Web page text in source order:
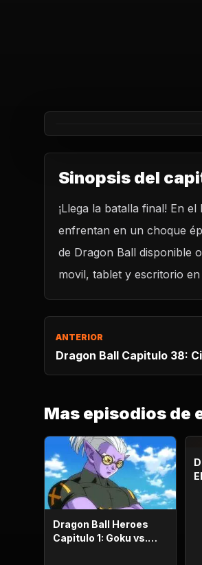
Dragon Ball Heroes
Espacio-Tiempo! El
Sinopsis del
¡Llega la batalla final! En
enfrentan en un choque
de Dragon Ball disponible
movil, tablet y escritorio
ANTERIOR
Dragon Ball Capitulo 38:
Mas episodios de
Dragon Ball Heroes
Capitulo 1: Goku vs.